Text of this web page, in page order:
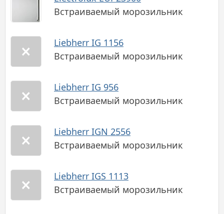
Встраиваемый морозильник
Liebherr IG 1156
Встраиваемый морозильник
Liebherr IG 956
Встраиваемый морозильник
Liebherr IGN 2556
Встраиваемый морозильник
Liebherr IGS 1113
Встраиваемый морозильник